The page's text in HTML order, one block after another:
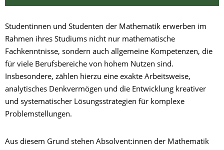
Studentinnen und Studenten der Mathematik erwerben im
Rahmen ihres Studiums nicht nur mathematische
Fachkenntnisse, sondern auch allgemeine Kompetenzen, die
für viele Berufsbereiche von hohem Nutzen sind.
Insbesondere, zählen hierzu eine exakte Arbeitsweise,
analytisches Denkvermögen und die Entwicklung kreativer
und systematischer Lösungsstrategien für komplexe
Problemstellungen.
Aus diesem Grund stehen Absolvent:innen der Mathematik